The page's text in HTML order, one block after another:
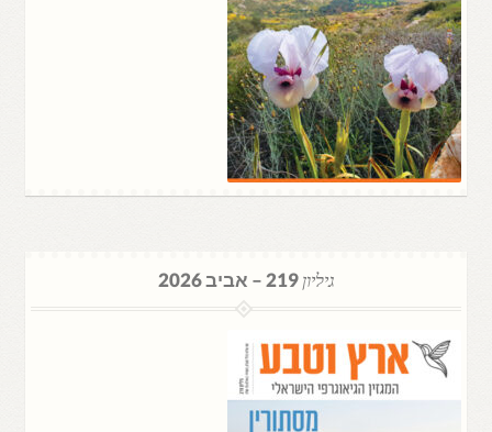
גיליון219 – אביב 2026